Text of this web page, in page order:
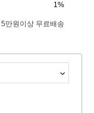
1%
5만원이상 무료배송